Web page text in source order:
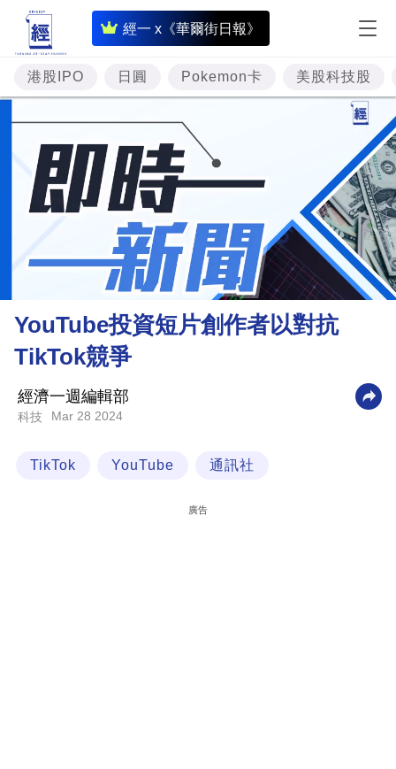
經一 x《華爾街日報》
即
時
財
經
專
題
投
資
樓
市
財
商
業
科
港股IPO 日圓 Pokemon卡 美股科技股
YouTube投資短片創作者以對抗
TikTok競爭
經濟一週編輯部
科技 Mar 28 2024
TikTok YouTube 通訊社
廣告